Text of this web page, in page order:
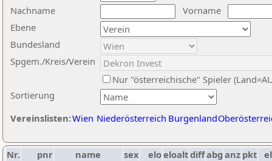
Nachname
Vorname
Ebene
Sortierung
Bundesland
Spgem./Kreis/Verein
Nur "österreichische" Spieler
Vereinslisten:Wien Niederösterreich Burgenland
Nr. pnr name sex eloeloaltdiffabg anz pkt